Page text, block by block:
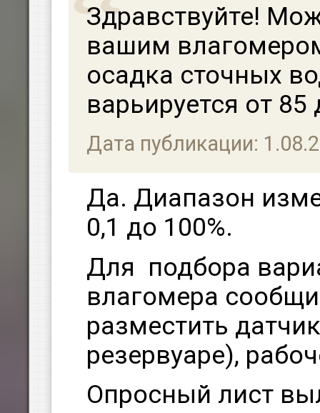
Здравствуйте!
вашим
осадка сточных
варьируется от 85
Дата публикации:
Да. Диапазон
0,1 до 100%.
Для подбора
влагомера
разместить
резервуаре),
Опросный лист